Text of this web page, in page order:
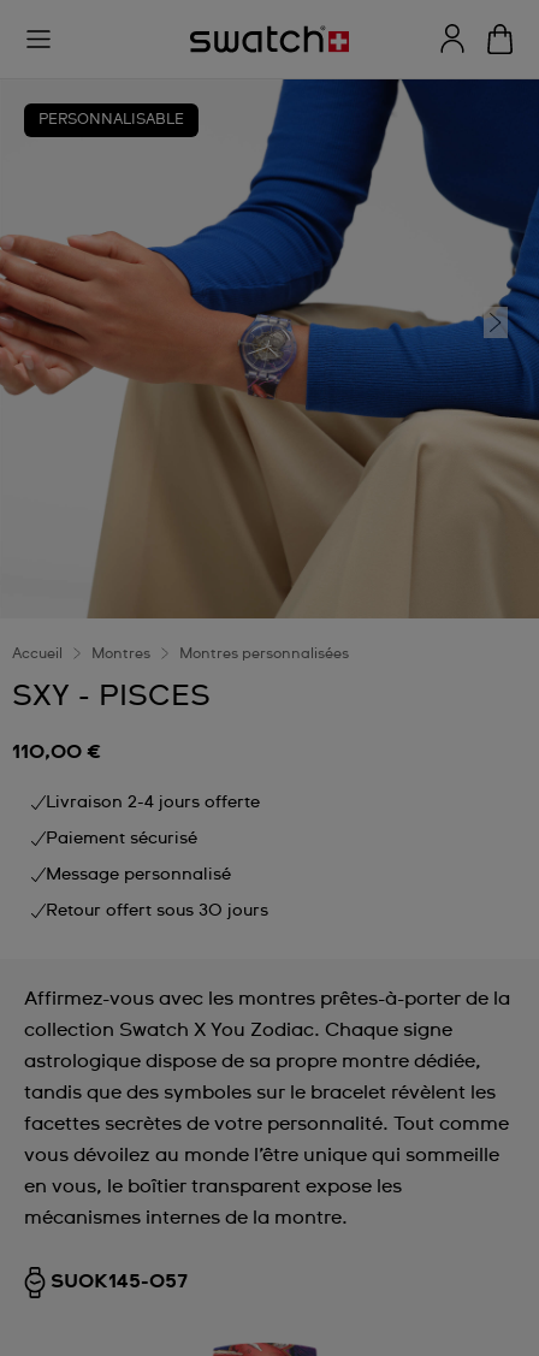
PERSONNALISABLE
Accueil Montres Montres personnalisées
SXY - PISCES
110,00 €
Livraison 2-4 jours offerte
Paiement sécurisé
Message personnalisé
Retour offert sous 30 jours
Affirmez-vous avec les montres prêtes-à-porter de la
collection Swatch X You Zodiac. Chaque signe
astrologique dispose de sa propre montre dédiée,
tandis que des symboles sur le bracelet révèlent les
facettes secrètes de votre personnalité. Tout comme
vous dévoilez au monde l’être unique qui sommeille
en vous, le boîtier transparent expose les
mécanismes internes de la montre.
SUOK145-057